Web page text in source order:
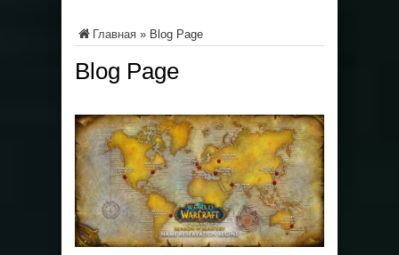
Главная » Blog Page
Blog Page